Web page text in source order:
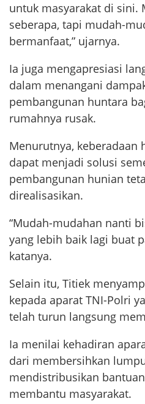
untuk masyarakat di sini.
seberapa, tapi mudah-
bermanfaat,” ujarnya.
Ia juga mengapresiasi
dalam menangani
pembangunan huntara
rumahnya rusak.
Menurutnya, keberadaan
dapat menjadi solusi
pembangunan hunian
direalisasikan.
“Mudah-mudahan nanti
yang lebih baik lagi buat
katanya.
Selain itu, Titiek
kepada aparat TNI-Polri
telah turun langsung
Ia menilai kehadiran
dari membersihkan
mendistribusikan
membantu masyarakat.